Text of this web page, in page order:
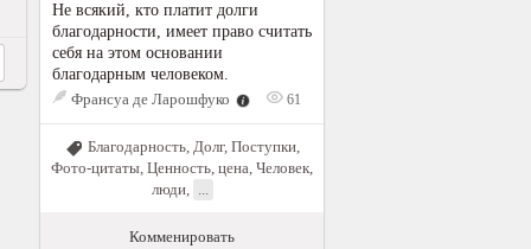
Не всякий, кто платит долги
благодарности, имеет право считать
себя на этом основании
благодарным человеком.
Франсуа де Ларошфуко
61
Благодарность, Долг, Поступки,
Фото-цитаты, Ценность, цена, Человек,
люди, ...
Комменировать